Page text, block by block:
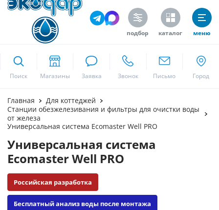
подбор каталог меню
Поиск
Москва
Главная
Для коттеджей
Станции обезжелезивания и фильтры для очистки воды
от железа
Универсальная система Ecomaster Well PRO
Универсальная система
Ecomaster Well PRO
Российская разработка
Бесплатный анализ воды после монтажа